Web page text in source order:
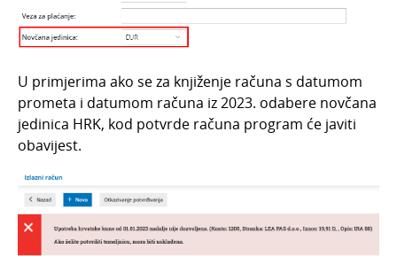
U primjerima ako se za knjiženje računa s datumom
prometa i datumom računa iz 2023. odabere novčana
jedinica HRK, kod potvrde računa program će javiti
obavijest.